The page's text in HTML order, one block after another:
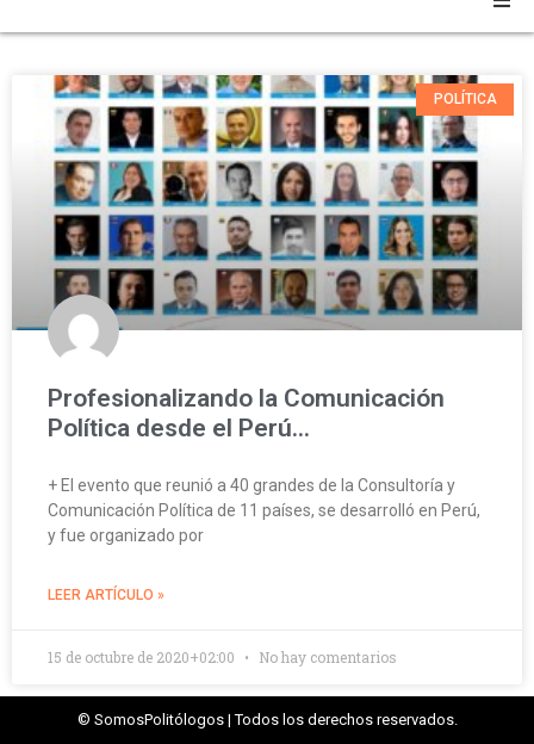
POLÍTICA
Profesionalizando la Comunicación
Política desde el Perú…
+ El evento que reunió a 40 grandes de la Consultoría y
Comunicación Política de 11 países, se desarrolló en Perú,
y fue organizado por
LEER ARTÍCULO »
15 de octubre de 2020+02:00 No hay comentarios
© SomosPolitólogos | Todos los derechos reservados.